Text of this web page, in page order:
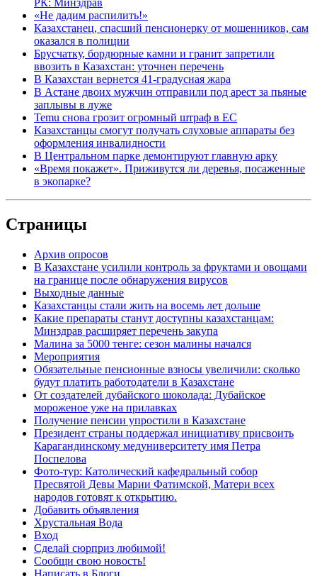
«Не дадим распилить!»
Казахстанец, спасший пенсионерку от мошенников, сам
оказался в полиции
Брусчатку, бордюрные камни и гранит запретили
ввозить в Казахстан: уточнен перечень
В Казахстан вернется 41-градусная жара
В Астане двоих мужчин отправили под арест за пьяные
заплывы в луже
Temu снова грозит огромный штраф в ЕС
Казахстанцы смогут получать слуховые аппараты без
оформления инвалидности
В Центральном парке демонтируют главную арку
«Время покажет». Приживутся ли деревья, посаженные
в экопарке?
Страницы
Архив опросов
В Казахстане усилили контроль за фруктами и овощами
на границе после обнаружения вирусов
Выходные данные
Казахстанцы стали жить на восемь лет дольше
Какие препараты станут доступны казахстанцам:
Минздрав расширяет перечень закупа
Малина за 5000 тенге: сезон малины начался
Мероприятия
Обязательные пенсионные взносы увеличили: сколько
будут платить работодатели в Казахстане
От создателей дубайского шоколада: Дубайское
мороженое уже на прилавках
Получение пенсии упростили в Казахстане
Президент страны поддержал инициативу присвоить
Карагандинскому медуниверситету имя Петра
Поспелова
Фото-тур: Католический кафедральный собор
Пресвятой Девы Марии Фатимской, Матери всех
народов готовят к открытию.
Добавить объявления
Хрустальная Вода
Вход
Сделай сюрприз любимой!
Сообщи свою новость!
Написать в Блоги